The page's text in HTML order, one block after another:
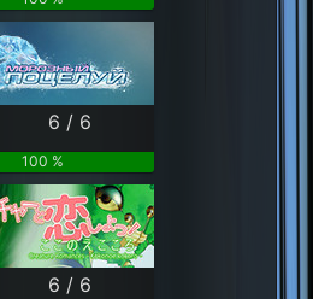
6 / 6
100 %
6 / 6